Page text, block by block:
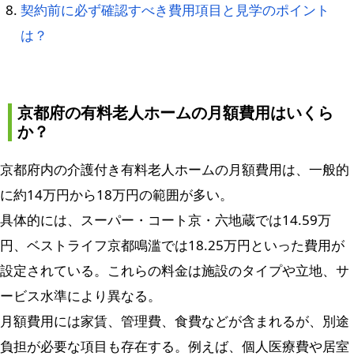
契約前に必ず確認すべき費用項目と見学のポイント
は？
京都府の有料老人ホームの月額費用はいくら
か？
京都府内の介護付き有料老人ホームの月額費用は、一般的
に約14万円から18万円の範囲が多い。
具体的には、スーパー・コート京・六地蔵では14.59万
円、ベストライフ京都鳴滥では18.25万円といった費用が
設定されている。これらの料金は施設のタイプや立地、サ
ービス水準により異なる。
月額費用には家賃、管理費、食費などが含まれるが、別途
負担が必要な項目も存在する。例えば、個人医療費や居室